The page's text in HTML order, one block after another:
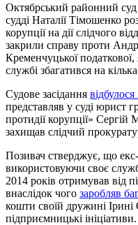
Октябрський районний суд
судді Наталії Тімошенко
корупції на дії слідчого
закрили справу проти
Кременчуцької
службі збагатився на
Судове засідання
представляв у суді юрист
протидії корупції»
захищав слідчий
Позивач стверджує, що
використовуючи своє
2014 років отримував від
внаслідок чого заробляв
кошти своїй дружині Ірині
підприємницькі ініціативи.